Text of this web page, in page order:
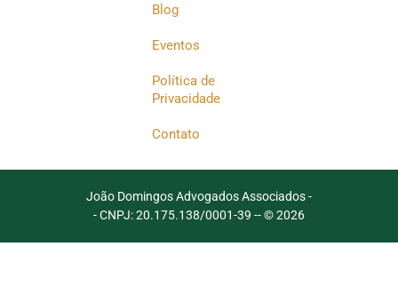
Blog
Eventos
Política de
Privacidade
Contato
João Domingos Advogados Associados -
- CNPJ: 20.175.138/0001-39 -- © 2026